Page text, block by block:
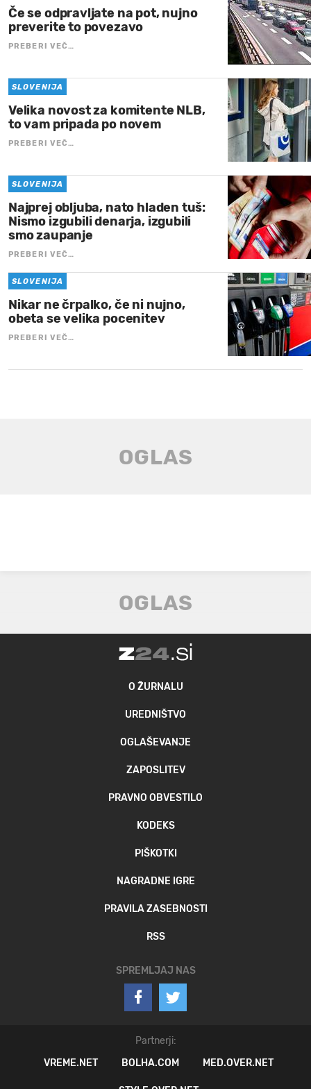
Če se odpravljate na pot, nujno
preverite to povezavo
PREBERI VEČ…
SLOVENIJA
Velika novost za komitente NLB,
to vam pripada po novem
PREBERI VEČ…
SLOVENIJA
Najprej obljuba, nato hladen tuš:
Nismo izgubili denarja, izgubili
smo zaupanje
PREBERI VEČ…
SLOVENIJA
Nikar ne črpalko, če ni nujno,
obeta se velika pocenitev
PREBERI VEČ…
O ŽURNALU
UREDNIŠTVO
OGLAŠEVANJE
ZAPOSLITEV
PRAVNO OBVESTILO
KODEKS
PIŠKOTKI
NAGRADNE IGRE
PRAVILA ZASEBNOSTI
RSS
SPREMLJAJ NAS
Partnerji:
VREME.NET
BOLHA.COM MED.OVER.NET